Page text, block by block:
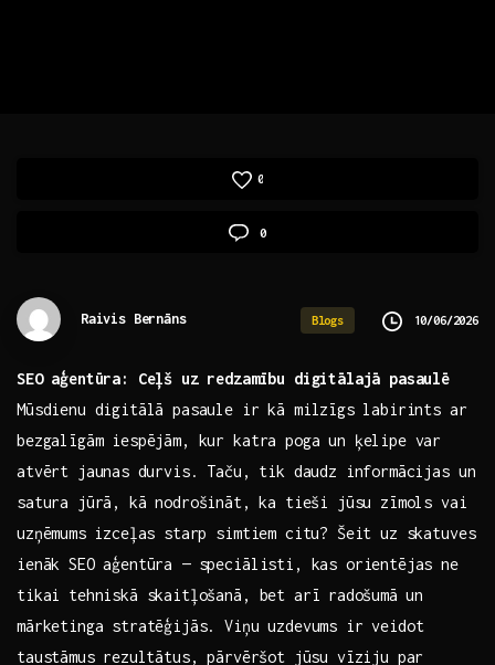
0
0
Raivis Bernāns Blogs 10/06/2026
SEO aģentūra:‌ Ceļš uz redzamību digitālajā pasaulē
Mūsdienu digitālā pasaule ir ‌kā milzīgs⁢ labirints‍ ar
bezgalīgām iespējām, kur‌ katra​ poga un ķelipe var⁢
atvērt jaunas ⁣durvis. Taču, tik daudz informācijas un
satura jūrā, kā nodrošināt,⁣ ka‌ tieši jūsu zīmols vai
uzņēmums⁢ izceļas starp simtiem citu? Šeit uz skatuves
‌ienāk SEO aģentūra — speciālisti,​ kas orientējas ne
tikai tehniskā skaitļošanā, bet arī ⁢radošumā⁣ un
mārketinga stratēģijās. Viņu uzdevums ir veidot
taustāmus⁤ rezultātus, pārvēršot jūsu vīziju par